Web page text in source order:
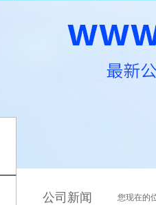
公司新闻 您现在的